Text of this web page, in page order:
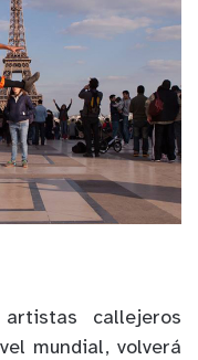
callejeros
mundial, volverá